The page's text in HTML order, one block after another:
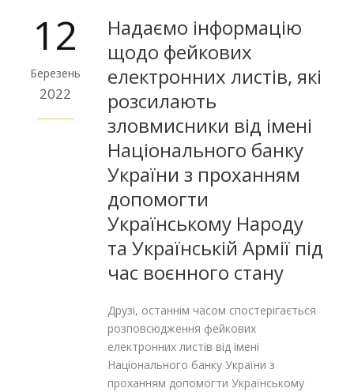
12
Березень
2022
Надаємо інформацію
щодо фейкових
електронних листів, які
розсилають
зловмисники від імені
Національного банку
України з проханням
допомогти
Українському Народу
та Українській Армії під
час воєнного стану
Друзі, останнім часом спостерігається
розповсюдження фейкових
електронних листів від імені
Національного банку України з
проханням допомогти Українському